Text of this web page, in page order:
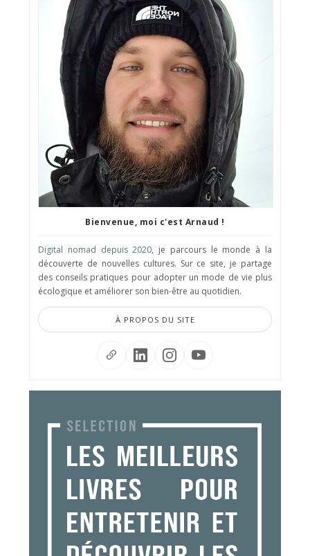
Bienvenue, moi c'est Arnaud !
Digital nomad depuis 2020, je parcours le monde à la
découverte de nouvelles cultures. Sur ce site, je partage
des conseils pratiques pour adopter un mode de vie plus
écologique et améliorer son bien-être au quotidien.
À PROPOS DU SITE